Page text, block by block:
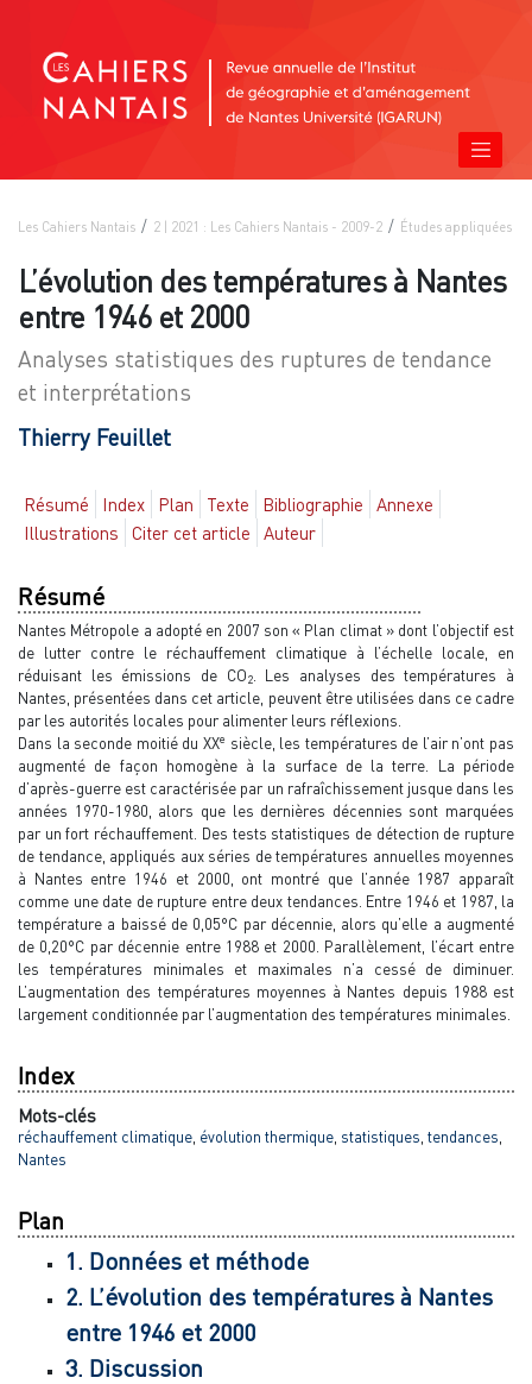
Les Cahiers Nantais 2 | 2021 : Les Cahiers Nantais - 2009-2 Études appliquées
L’évolution des températures à Nantes
entre 1946 et 2000
Analyses statistiques des ruptures de tendance
et interprétations
Thierry Feuillet
Résumé Index Plan Texte Bibliographie
Annexe
Illustrations
Citer cet article Auteur
Résumé
Nantes Métropole a adopté en 2007 son « Plan climat » dont l’objectif est
de lutter contre le réchauffement climatique à l’échelle locale, en
réduisant les émissions de CO2. Les analyses des températures à
Nantes, présentées dans cet article, peuvent être utilisées dans ce cadre
par les autorités locales pour alimenter leurs réflexions.
Dans la seconde moitié du XXe siècle, les températures de l’air n’ont pas
augmenté de façon homogène à la surface de la terre. La période
d’après-guerre est caractérisée par un rafraîchissement jusque dans les
années 1970-1980, alors que les dernières décennies sont marquées
par un fort réchauffement. Des tests statistiques de détection de rupture
de tendance, appliqués aux séries de températures annuelles moyennes
à Nantes entre 1946 et 2000, ont montré que l’année 1987 apparaît
comme une date de rupture entre deux tendances. Entre 1946 et 1987, la
température a baissé de 0,05°C par décennie, alors qu’elle a augmenté
de 0,20°C par décennie entre 1988 et 2000. Parallèlement, l’écart entre
les températures minimales et maximales n’a cessé de diminuer.
L’augmentation des températures moyennes à Nantes depuis 1988 est
largement conditionnée par l’augmentation des températures minimales.
Index
Mots-clés
réchauffement climatique évolution thermique statistiques tendances
Nantes
Plan
1. Données et méthode
2. L’évolution des températures à Nantes
entre 1946 et 2000
3. Discussion